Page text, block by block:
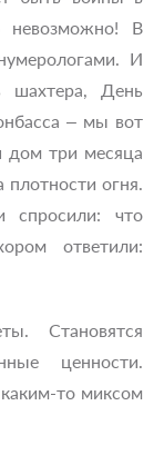
невозможно! В
И
День
– мы вот
три месяца
огня.
спросили: что
ответили:
Становятся
ценности.
то миксом